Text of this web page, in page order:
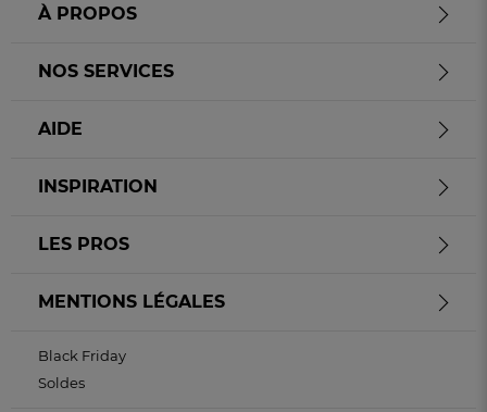
À PROPOS
NOS SERVICES
AIDE
INSPIRATION
LES PROS
MENTIONS LÉGALES
Black Friday
Soldes